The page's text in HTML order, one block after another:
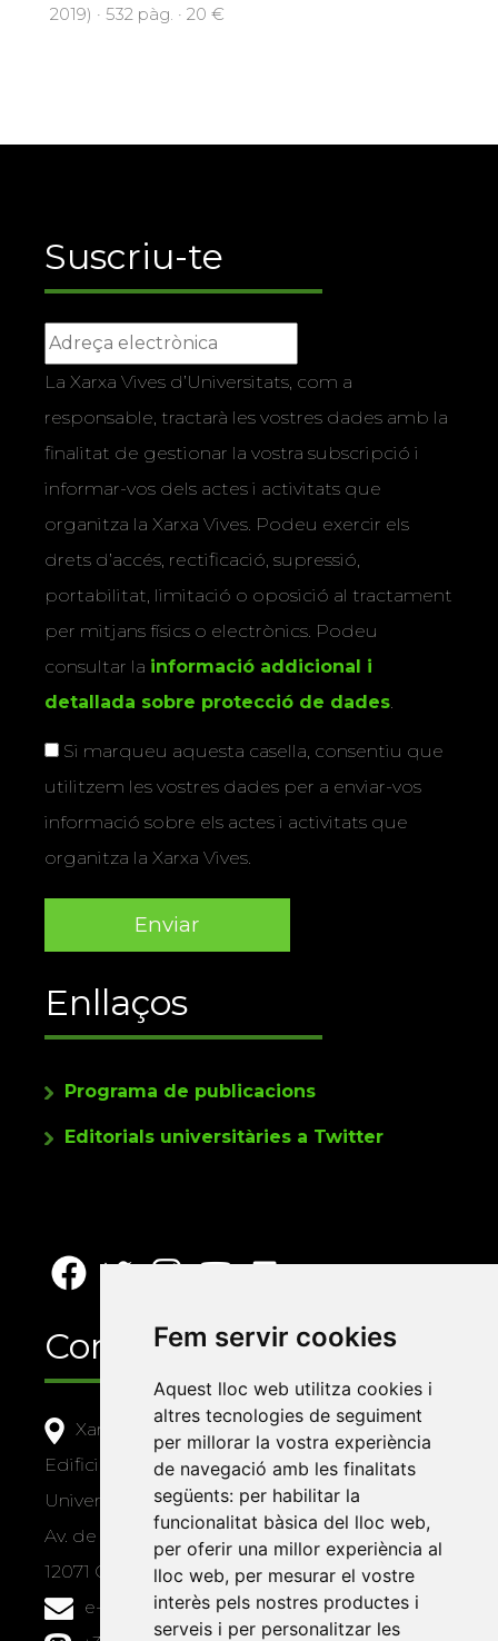
Fem servir cookies
Aquest lloc web utilitza cookies i
altres tecnologies de seguiment
per millorar la vostra experiència
de navegació amb les finalitats
següents: per habilitar la
funcionalitat bàsica del lloc web,
per oferir una millor experiència al
lloc web, per mesurar el vostre
interès pels nostres productes i
serveis i per personalitzar les
2019) · 532 pàg. · 20 €
Suscriu-te
La Xarxa Vives d’Universitats, com a
responsable, tractarà les vostres dades amb la
finalitat de gestionar la vostra subscripció i
informar-vos dels actes i activitats que
organitza la Xarxa Vives. Podeu exercir els
drets d’accés, rectificació, supressió,
portabilitat, limitació o oposició al tractament
per mitjans físics o electrònics. Podeu
consultar la informació addicional i
detallada sobre protecció de dades.
Si marqueu aquesta casella, consentiu que
utilitzem les vostres dades per a enviar-vos
informació sobre els actes i activitats que
organitza la Xarxa Vives.
Enllaços
Programa de publicacions
Editorials universitàries a Twitter
Contacte
Xarxa Vives d'Universitats
Edifici Àgora
Universitat Jaume I, local 10
Av. de Vicent Sos Baynat, s/n
12071 Castelló de la Plana
e-buc@vives.org